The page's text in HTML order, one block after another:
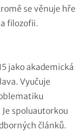
se věnuje hře
filozofii.
jako akademická
Vyučuje
spoluautorkou
článků.